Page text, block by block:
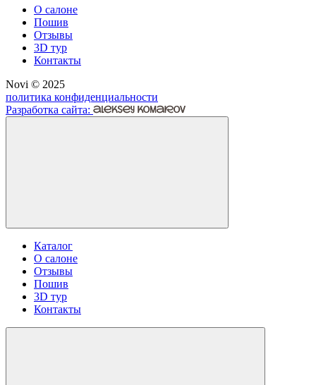
О салоне
Пошив
Отзывы
3D тур
Контакты
Novi © 2025
политика конфиденциальности
Разработка сайта:
Каталог
О салоне
Отзывы
Пошив
3D тур
Контакты